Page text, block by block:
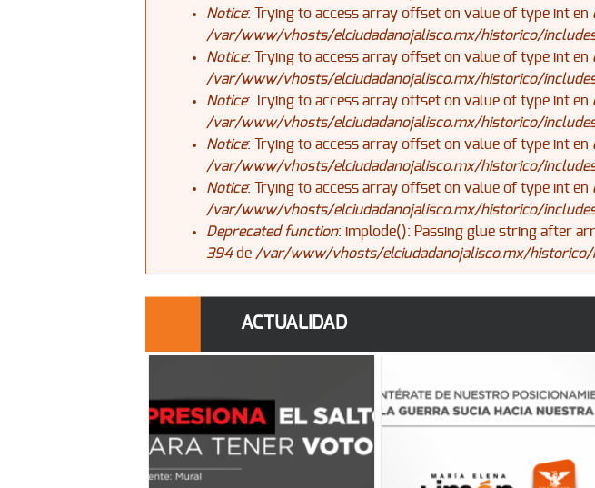
Notice: Trying to access array offset on value of type int en
/var/www/vhosts/elciudadanojalisco.mx/historico/
Notice: Trying to access array offset on value of type int en
/var/www/vhosts/elciudadanojalisco.mx/historico/
Notice: Trying to access array offset on value of type int en
/var/www/vhosts/elciudadanojalisco.mx/historico/
Notice: Trying to access array offset on value of type int en
/var/www/vhosts/elciudadanojalisco.mx/historico/
Notice: Trying to access array offset on value of type int en
/var/www/vhosts/elciudadanojalisco.mx/historico/
Deprecated function: implode(): Passing glue string after
394de /var/www/vhosts/elciudadanojalisco.mx/historico/
ACTUALIDAD